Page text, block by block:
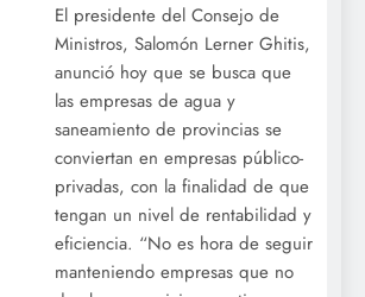
El presidente del Consejo de
Ministros, Salomón Lerner Ghitis,
anunció hoy que se busca que
las empresas de agua y
saneamiento de provincias se
conviertan en empresas público-
privadas, con la finalidad de que
tengan un nivel de rentabilidad y
eficiencia. “No es hora de seguir
manteniendo empresas que no